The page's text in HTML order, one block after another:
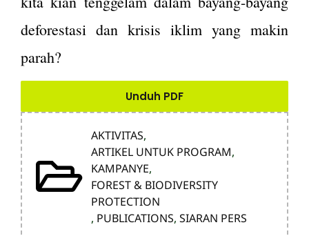
deforestasi dan krisis iklim yang makin
parah?
Unduh PDF
AKTIVITAS,
ARTIKEL UNTUK PROGRAM,
KAMPANYE,
FOREST & BIODIVERSITY
PROTECTION
, PUBLICATIONS, SIARAN PERS